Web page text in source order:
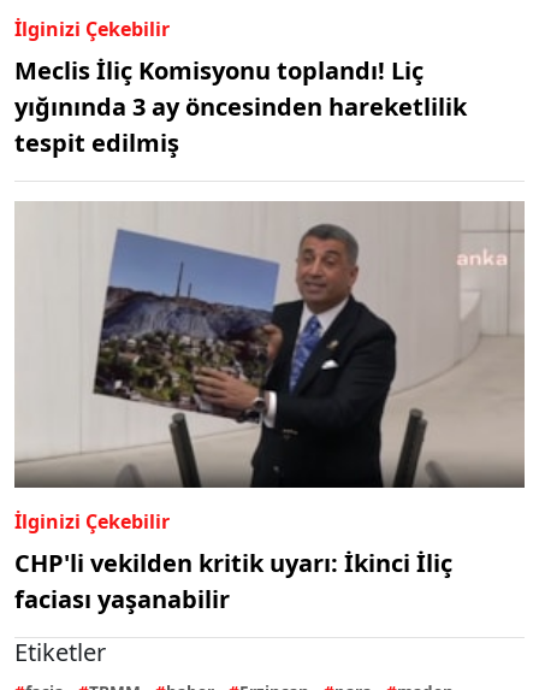
İlginizi Çekebilir
Meclis İliç Komisyonu toplandı! Liç
yığınında 3 ay öncesinden hareketlilik
tespit edilmiş
İlginizi Çekebilir
CHP'li vekilden kritik uyarı: İkinci İliç
faciası yaşanabilir
Etiketler